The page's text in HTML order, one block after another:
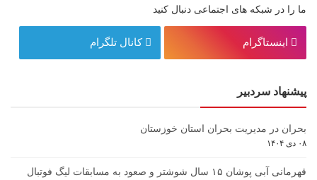
ما را در شبکه های اجتماعی دنبال کنید
اینستاگرام کانال تلگرام
پیشنهاد سردبیر
بحران در مدیریت بحران استان خوزستان
۰۸ دی ۱۴۰۴
قهرمانی آبی پوشان ۱۵ سال شوشتر و صعود به مسابقات لیگ فوتبال